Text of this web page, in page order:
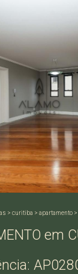
> curitiba > apartamento >
em